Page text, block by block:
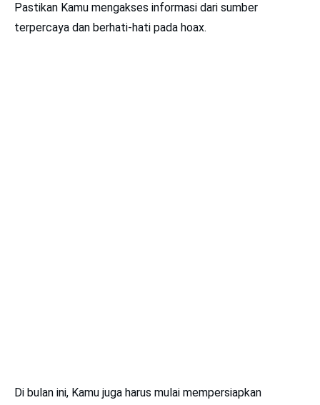
Pastikan Kamu mengakses informasi dari sumber
terpercaya dan berhati-hati pada hoax.
Di bulan ini, Kamu juga harus mulai mempersiapkan